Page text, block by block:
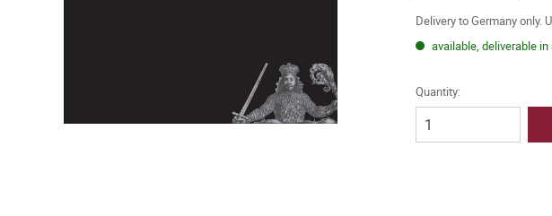
Delivery to Germany only.
available, deliverable
Quantity: